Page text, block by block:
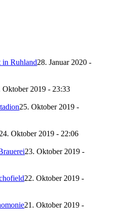
in Ruhland28. Januar 2020 -
Oktober 2019 - 23:33
25. Oktober 2019 -
24. Oktober 2019 - 22:06
23. Oktober 2019 -
22. Oktober 2019 -
21. Oktober 2019 -